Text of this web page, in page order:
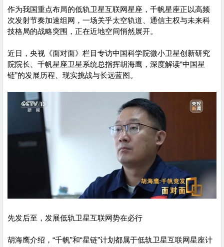
作为我国重点布局的低轨卫星互联网星座，千帆星座正以高频
次发射节奏加速组网，一场关乎太空轨道、通信主权与未来科
技格局的战略突围，正在近地空间悄然展开。
近日，央视《面对面》栏目专访中国科学院微小卫星创新研究
院院长、千帆星座卫星系统总指挥胡海鹰，深度解读“中国星
链”的发展历程、现实挑战与长远蓝图。
先发后至，发展低轨卫星互联网势在必行
胡海鹰介绍，“千帆”和“星链”计划都属于低轨卫星互联网星座计